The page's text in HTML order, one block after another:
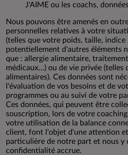
J'AIME ou les coachs,
Nous pouvons être amenés en
personnelles relatives à votre
(telles que votre poids, taille,
potentiellement d'autres éléments
que : allergie alimentaire,
médicaux…) ou de vie privée (telles
alimentaires). Ces données sont
l'évaluation de vos besoins et de
programmes ou au suivi de votre
Ces données, qui peuvent être
souscription, lors de votre
votre utilisation de la balance
client, font l'objet d'une attention
particulière de notre part et nous y
confidentialité accrue.